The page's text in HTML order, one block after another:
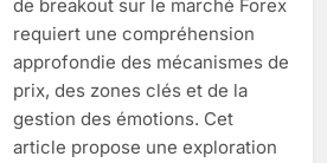
de breakout sur le marché Forex
requiert une compréhension
approfondie des mécanismes de
prix, des zones clés et de la
gestion des émotions. Cet
article propose une exploration